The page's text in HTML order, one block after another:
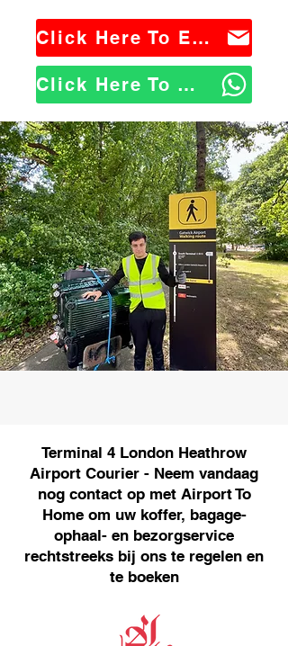
Click Here To Email Us
Click Here To WhatsApp Us
Terminal 4 London Heathrow
Airport Courier - Neem vandaag
nog contact op met Airport To
Home om uw koffer, bagage-
ophaal- en bezorgservice
rechtstreeks bij ons te regelen en
te boeken